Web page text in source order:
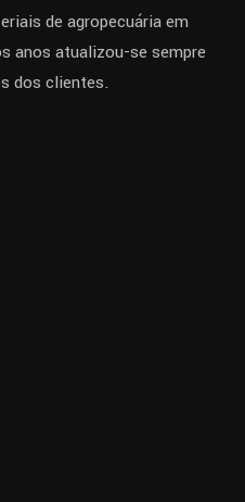
de agropecuária em
anos atualizou-se sempre
dos clientes.